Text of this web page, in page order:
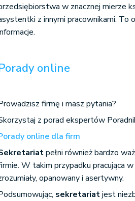
w znacznej mierze
z innymi pracownikami. To
online
firmę i masz pytania?
z porad ekspertów
online dla firm
pełni również bardzo
W takim przypadku pracująca
opanowany i asertywny.
sekretariatjest